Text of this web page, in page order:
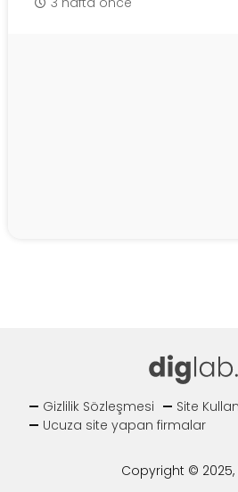
Gizlilik Sözleşmesi
Site
Ucuza site yapan firmalar
Copyright © 2025,